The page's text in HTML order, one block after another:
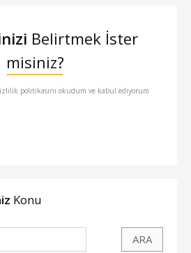
Belirtmek İster
misiniz?
politikasını okudum ve kabul ediyorum
Konu